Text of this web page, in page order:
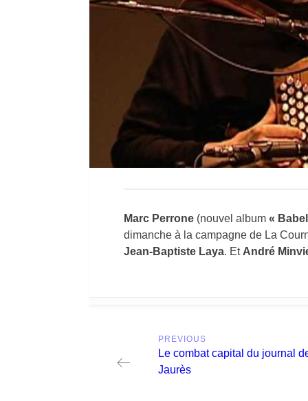
Marc Perrone (nouvel album «
dimanche à la campagne de La
Jean-Baptiste Laya. Et André
navigation
PREVIOUS
Previous
post:
Le combat capital du journal
Jaurès